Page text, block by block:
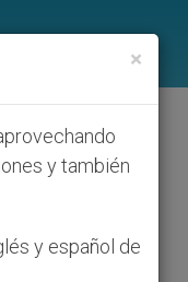
×
y también
y español de